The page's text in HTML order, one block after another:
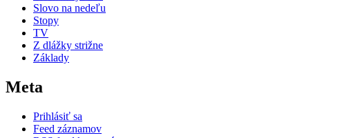
Slovo na nedeľu
Stopy
TV
Z dlážky strižne
Základy
Meta
Prihlásiť sa
Feed záznamov